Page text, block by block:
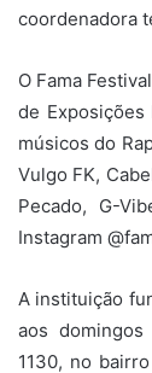
coordenadora
O Fama
de
músicos do
Vulgo FK,
Pecado, G-
Instagram
A instituição
aos
1130, no